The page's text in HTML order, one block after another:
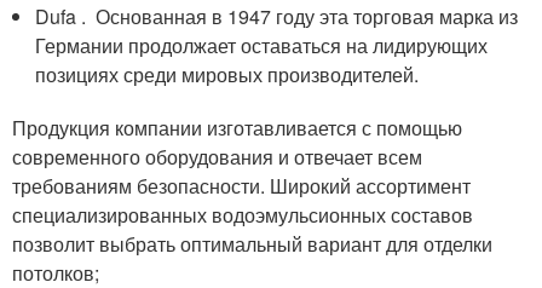
Dufa . Основанная в 1947 году эта торговая марка из
Германии продолжает оставаться на лидирующих
позициях среди мировых производителей.
Продукция компании изготавливается с помощью
современного оборудования и отвечает всем
требованиям безопасности. Широкий ассортимент
специализированных водоэмульсионных составов
позволит выбрать оптимальный вариант для отделки
потолков;